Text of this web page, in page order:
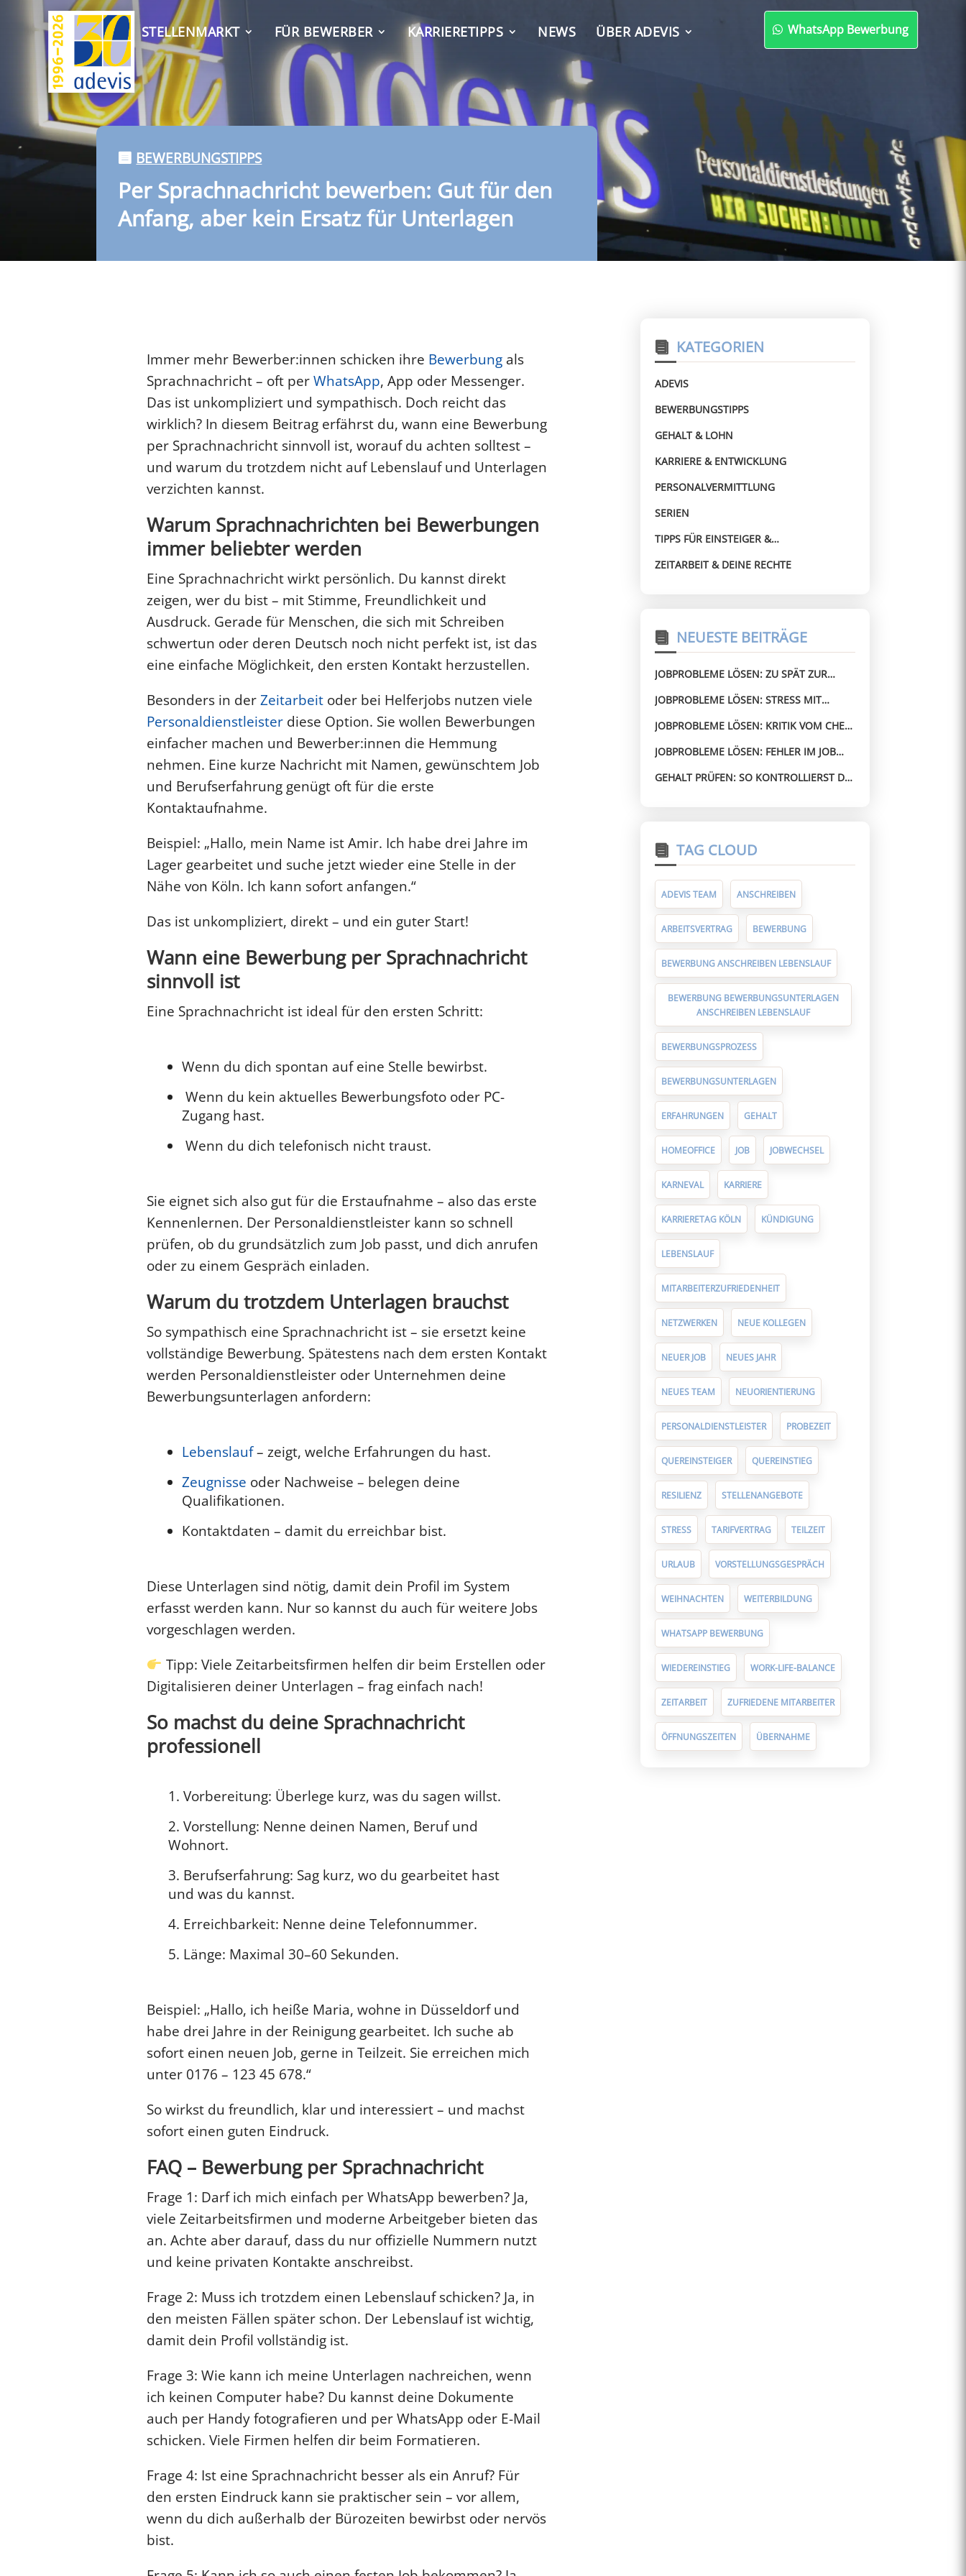
STELLENMARKT FÜR BEWERBER KARRIERETIPPS NEWS ÜBER ADEVIS WhatsApp Bewerbung
BEWERBUNGSTIPPS
Per Sprachnachricht bewerben: Gut für den
Anfang, aber kein Ersatz für Unterlagen
Immer mehr Bewerber:innen schicken ihre Bewerbung als
Sprachnachricht – oft perWhatsApp, App oder Messenger.
Das ist unkompliziert und sympathisch. Doch reicht das
wirklich? In diesem Beitrag erfährst du, wann eine Bewerbung
per Sprachnachricht sinnvoll ist, worauf du achten solltest –
und warum du trotzdem nicht auf Lebenslauf und Unterlagen
verzichten kannst.
Warum Sprachnachrichten bei Bewerbungen
immer beliebter werden
Eine Sprachnachricht wirkt persönlich. Du kannst direkt
zeigen, wer du bist – mit Stimme, Freundlichkeit und
Ausdruck. Gerade für Menschen, die sich mit Schreiben
schwertun oder deren Deutsch noch nicht perfekt ist, ist das
eine einfache Möglichkeit, den ersten Kontakt herzustellen.
Besonders in derZeitarbeit oder bei Helferjobs nutzen viele
Personaldienstleister diese Option. Sie wollen Bewerbungen
einfacher machen und Bewerber:innen die Hemmung
nehmen. Eine kurze Nachricht mit Namen, gewünschtem Job
und Berufserfahrung genügt oft für die erste
Kontaktaufnahme.
Beispiel: „Hallo, mein Name ist Amir. Ich habe drei Jahre im
Lager gearbeitet und suche jetzt wieder eine Stelle in der
Nähe von Köln. Ich kann sofort anfangen.“
Das ist unkompliziert, direkt – und ein guter Start!
Wann eine Bewerbung per Sprachnachricht
sinnvoll ist
Eine Sprachnachricht ist ideal für den ersten Schritt:
Wenn du dich spontan auf eine Stelle bewirbst.
Wenn du kein aktuelles Bewerbungsfoto oder PC-
Zugang hast.
Wenn du dich telefonisch nicht traust.
Sie eignet sich also gut für die Erstaufnahme – also das erste
Kennenlernen. Der Personaldienstleister kann so schnell
prüfen, ob du grundsätzlich zum Job passt, und dich anrufen
oder zu einem Gespräch einladen.
Warum du trotzdem Unterlagen brauchst
So sympathisch eine Sprachnachricht ist – sie ersetzt keine
vollständige Bewerbung. Spätestens nach dem ersten Kontakt
werden Personaldienstleister oder Unternehmen deine
Bewerbungsunterlagen anfordern:
Lebenslauf– zeigt, welche Erfahrungen du hast.
Zeugnisse oder Nachweise – belegen deine
Qualifikationen.
Kontaktdaten – damit du erreichbar bist.
Diese Unterlagen sind nötig, damit dein Profil im System
erfasst werden kann. Nur so kannst du auch für weitere Jobs
vorgeschlagen werden.
Tipp: Viele Zeitarbeitsfirmen helfen dir beim Erstellen oder
Digitalisieren deiner Unterlagen – frag einfach nach!
So machst du deine Sprachnachricht
professionell
Vorbereitung: Überlege kurz, was du sagen willst.
Vorstellung: Nenne deinen Namen, Beruf und
Wohnort.
Berufserfahrung: Sag kurz, wo du gearbeitet hast
und was du kannst.
Erreichbarkeit: Nenne deine Telefonnummer.
Länge: Maximal 30–60 Sekunden.
Beispiel: „Hallo, ich heiße Maria, wohne in Düsseldorf und
habe drei Jahre in der Reinigung gearbeitet. Ich suche ab
sofort einen neuen Job, gerne in Teilzeit. Sie erreichen mich
unter 0176 – 123 45 678.“
So wirkst du freundlich, klar und interessiert – und machst
sofort einen guten Eindruck.
FAQ – Bewerbung per Sprachnachricht
Frage 1: Darf ich mich einfach per WhatsApp bewerben? Ja,
viele Zeitarbeitsfirmen und moderne Arbeitgeber bieten das
an. Achte aber darauf, dass du nur offizielle Nummern nutzt
und keine privaten Kontakte anschreibst.
Frage 2: Muss ich trotzdem einen Lebenslauf schicken? Ja, in
den meisten Fällen später schon. Der Lebenslauf ist wichtig,
damit dein Profil vollständig ist.
Frage 3: Wie kann ich meine Unterlagen nachreichen, wenn
ich keinen Computer habe? Du kannst deine Dokumente
auch per Handy fotografieren und per WhatsApp oder E-Mail
schicken. Viele Firmen helfen dir beim Formatieren.
Frage 4: Ist eine Sprachnachricht besser als ein Anruf? Für
den ersten Eindruck kann sie praktischer sein – vor allem,
wenn du dich außerhalb der Bürozeiten bewirbst oder nervös
bist.
KATEGORIEN
ADEVIS
BEWERBUNGSTIPPS
GEHALT & LOHN
KARRIERE & ENTWICKLUNG
PERSONALVERMITTLUNG
SERIEN
TIPPS FÜR EINSTEIGER &
ZEITARBEIT & DEINE RECHTE
NEUESTE BEITRÄGE
JOBPROBLEME LÖSEN: ZU SPÄT ZUR
JOBPROBLEME LÖSEN: STRESS MIT
ES ESKALIERT
JOBPROBLEME LÖSEN: KRITIK VOM CHEF
JOBPROBLEME LÖSEN: FEHLER IM JOB
GEHALT PRÜFEN: SO KONTROLLIERST DU,
TAG CLOUD
ADEVIS TEAM ANSCHREIBEN
ARBEITSVERTRAG BEWERBUNG
BEWERBUNG ANSCHREIBEN LEBENSLAUF
BEWERBUNG BEWERBUNGSUNTERLAGEN
ANSCHREIBEN LEBENSLAUF
BEWERBUNGSPROZESS
BEWERBUNGSUNTERLAGEN
ERFAHRUNGEN GEHALT
HOMEOFFICE JOB JOBWECHSEL
KARNEVAL KARRIERE
KARRIERETAG KÖLN KÜNDIGUNG
LEBENSLAUF
MITARBEITERZUFRIEDENHEIT
NETZWERKEN NEUE KOLLEGEN
NEUER JOB NEUES JAHR
NEUES TEAM NEUORIENTIERUNG
PERSONALDIENSTLEISTER PROBEZEIT
QUEREINSTEIGER QUEREINSTIEG
RESILIENZ STELLENANGEBOTE
STRESS TARIFVERTRAG TEILZEIT
URLAUB VORSTELLUNGSGESPRÄCH
WEIHNACHTEN WEITERBILDUNG
WHATSAPP BEWERBUNG
WIEDEREINSTIEG WORK-LIFE-BALANCE
ZEITARBEIT ZUFRIEDENE MITARBEITER
ÖFFNUNGSZEITEN ÜBERNAHME